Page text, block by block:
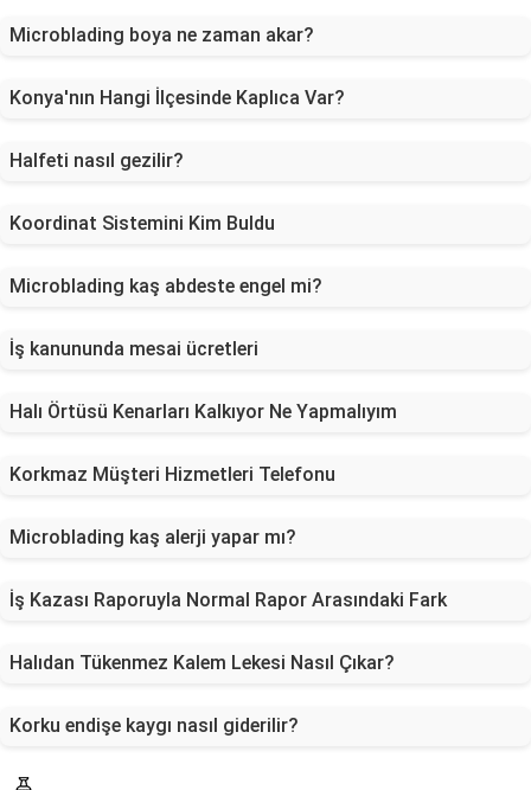
Microblading boya ne zaman akar?
Konya'nın Hangi İlçesinde Kaplıca Var?
Halfeti nasıl gezilir?
Koordinat Sistemini Kim Buldu
Microblading kaş abdeste engel mi?
İş kanununda mesai ücretleri
Halı Örtüsü Kenarları Kalkıyor Ne Yapmalıyım
Korkmaz Müşteri Hizmetleri Telefonu
Microblading kaş alerji yapar mı?
İş Kazası Raporuyla Normal Rapor Arasındaki Fark
Halıdan Tükenmez Kalem Lekesi Nasıl Çıkar?
Korku endişe kaygı nasıl giderilir?